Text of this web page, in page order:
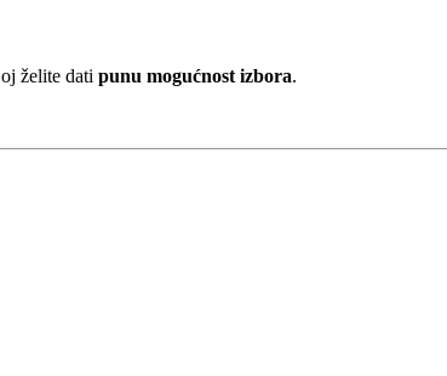
želite dati punu mogućnost izbora.